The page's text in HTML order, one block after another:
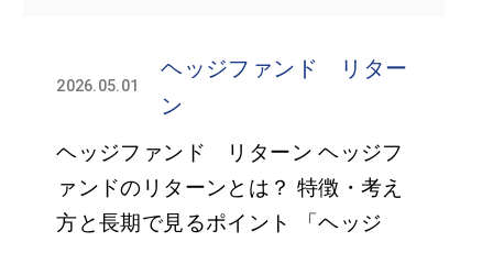
2026.05.01
ヘッジファンド リター
ン
ヘッジファンド リターン ヘッジフ
ァンドのリターンとは？ 特徴・考え
方と長期で見るポイント 「ヘッジ